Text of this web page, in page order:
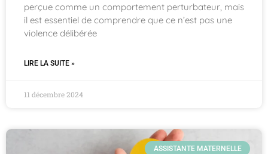
perçue comme un comportement perturbateur, mais
il est essentiel de comprendre que ce n’est pas une
violence délibérée
LIRE LA SUITE »
11 décembre 2024
ASSISTANTE MATERNELLE